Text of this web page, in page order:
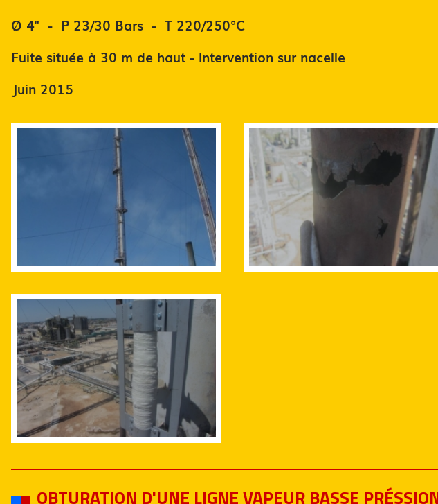
Ø 4" - P 23/30 Bars - T 220/250°C
Fuite située à 30 m de haut - Intervention sur nacelle
Juin 2015
OBTURATION D'UNE LIGNE VAPEUR BASSE PRÉSSION